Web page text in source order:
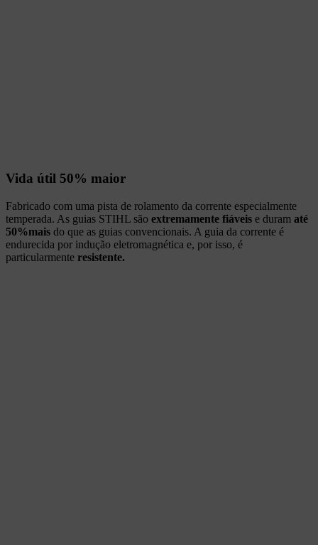
Vida útil 50% maior
Fabricado com uma pista de rolamento da corrente especialmente
temperada. As guias STIHL são extremamente fiáveis e duram até
50%mais do que as guias convencionais. A guia da corrente é
endurecida por indução eletromagnética e, por isso, é
particularmente resistente.